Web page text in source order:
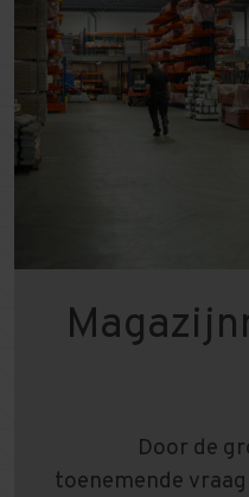
Door de
toenemende